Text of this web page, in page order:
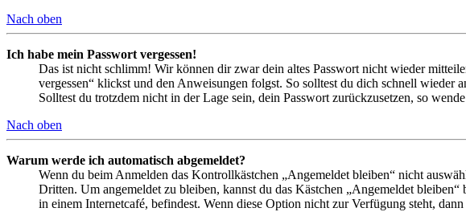
Nach oben
Ich habe mein Passwort vergessen!
Das ist nicht schlimm! Wir können dir zwar dein altes Passwort nicht wieder
vergessen“ klickst und den Anweisungen folgst. So solltest du dich schnell wieder
Solltest du trotzdem nicht in der Lage sein, dein Passwort zurückzusetzen, so
Nach oben
Warum werde ich automatisch abgemeldet?
Wenn du beim Anmelden das Kontrollkästchen „Angemeldet bleiben“ nicht
Dritten. Um angemeldet zu bleiben, kannst du das Kästchen „Angemeldet
in einem Internetcafé, befindest. Wenn diese Option nicht zur Verfügung steht,